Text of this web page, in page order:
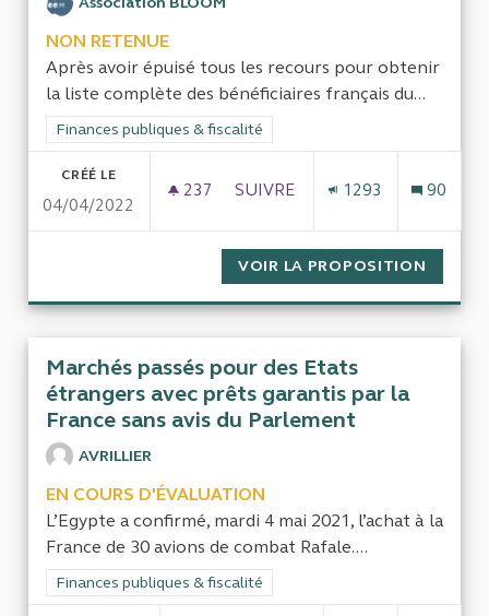
NON RETENUE
Après avoir épuisé tous les recours pour obtenir
la liste complète des bénéficiaires français du...
Filtrer les résultats de la catégorie : Finances publiques &
Finances publiques & fiscalité
CRÉÉ LE
04/04/2022
237 237 ABONNÉS
SUIVRE
1293 90
VOIR LA PROPOSITION
Marchés passés pour des Etats
étrangers avec prêts garantis par la
France sans avis du Parlement
AVRILLIER
EN COURS D'ÉVALUATION
L’Egypte a confirmé, mardi 4 mai 2021, l’achat à la
France de 30 avions de combat Rafale....
Filtrer les résultats de la catégorie : Finances publiques &
Finances publiques & fiscalité